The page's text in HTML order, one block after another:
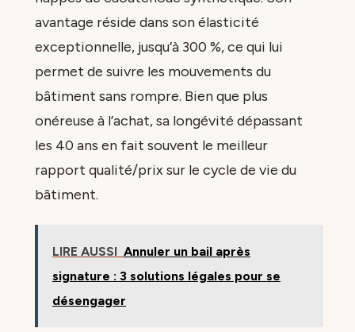
avantage réside dans son élasticité
exceptionnelle, jusqu’à 300 %, ce qui lui
permet de suivre les mouvements du
bâtiment sans rompre. Bien que plus
onéreuse à l’achat, sa longévité dépassant
les 40 ans en fait souvent le meilleur
rapport qualité/prix sur le cycle de vie du
bâtiment.
LIRE AUSSI Annuler un bail après
signature : 3 solutions légales pour se
désengager